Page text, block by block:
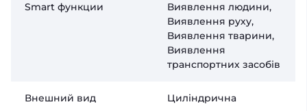
Smart функции
Виявлення людини,
Виявлення руху,
Виявлення тварини,
Виявлення
транспортних засобів
Внешний вид Циліндрична